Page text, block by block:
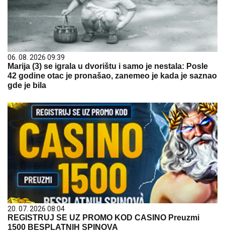
06. 08. 2026 09:39
Marija (3) se igrala u dvorištu i samo je nestala: Posle
42 godine otac je pronašao, zanemeo je kada je saznao
gde je bila
20. 07. 2026 08:04
REGISTRUJ SE UZ PROMO KOD CASINO Preuzmi
1500 BESPLATNIH SPINOVA